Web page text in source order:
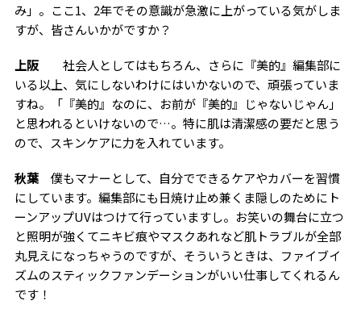
み」。ここ1、2年でその意識が急激に上がっている気がしま
すが、皆さんいかがですか？
上阪社会人としてはもちろん、さらに『美的』編集部に
いる以上、気にしないわけにはいかないので、頑張っていま
すね。「『美的』なのに、お前が『美的』じゃないじゃん」
と思われるといけないので…。特に肌は清潔感の要だと思う
ので、スキンケアに力を入れています。
秋葉僕もマナーとして、自分でできるケアやカバーを習慣
にしています。編集部にも日焼け止め兼くま隠しのためにト
ーンアップUVはつけて行っていますし。お笑いの舞台に立つ
と照明が強くてニキビ痕やマスクあれなど肌トラブルが全部
丸見えになっちゃうのですが、そういうときは、ファイブイ
ズムのスティックファンデーションがいい仕事してくれるん
です！